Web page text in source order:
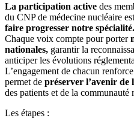
La participation active des
du CNP de médecine nucléaire
faire progresser notre spécialité.
Chaque voix compte pour porter
nationales, garantir la
anticiper les évolutions
L’engagement de chacun
permet de préserver l’avenir de
des patients et de la communauté
Les étapes :